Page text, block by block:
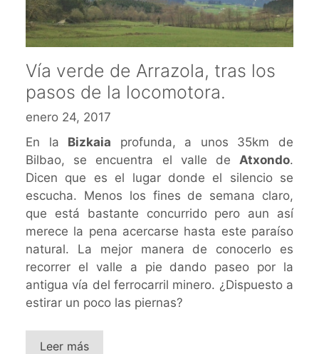
Vía verde de Arrazola, tras los
pasos de la locomotora.
enero 24, 2017
En la Bizkaia profunda, a unos 35km de
Bilbao, se encuentra el valle de Atxondo.
Dicen que es el lugar donde el silencio se
escucha. Menos los fines de semana claro,
que está bastante concurrido pero aun así
merece la pena acercarse hasta este paraíso
natural. La mejor manera de conocerlo es
recorrer el valle a pie dando paseo por la
antigua vía del ferrocarril minero. ¿Dispuesto a
estirar un poco las piernas?
Leer más